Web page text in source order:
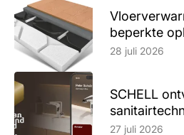
beperkte
Lees artikel
28 juli 2026
SCHELL
Lees artikel
27 juli 2026